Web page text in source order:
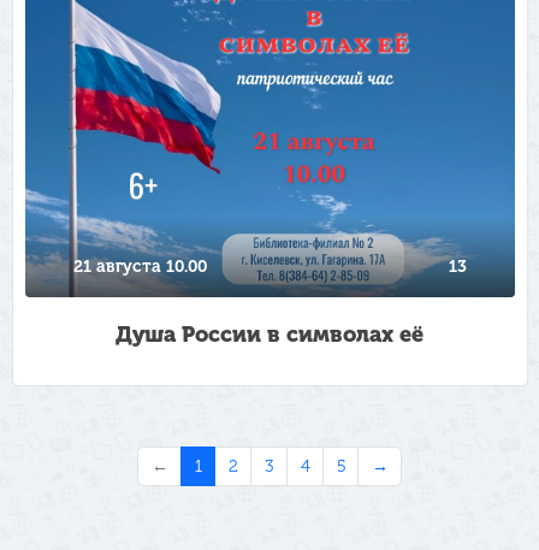
21 августа 10.00 13
Душа России в символах её
← 1 2 3 4 5 →